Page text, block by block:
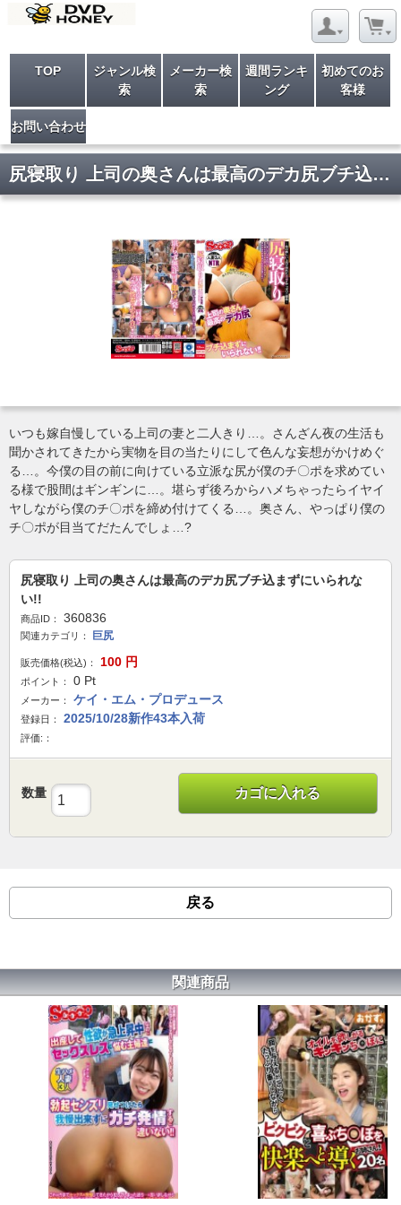
TOP
ジャンル検
索
メーカー検
索
週間ランキ
ング
初めてのお
客様
お問い合わせ
尻寝取り 上司の奥さんは最高のデカ尻ブチ込まずにいられない!!
いつも嫁自慢している上司の妻と二人きり…。さんざん夜の生活も
聞かされてきたから実物を目の当たりにして色んな妄想がかけめぐ
る…。今僕の目の前に向けている立派な尻が僕のチ〇ポを求めてい
る様で股間はギンギンに…。堪らず後ろからハメちゃったらイヤイ
ヤしながら僕のチ〇ポを締め付けてくる…。奥さん、やっぱり僕の
チ〇ポが目当てだたんでしょ…?
尻寝取り 上司の奥さんは最高のデカ尻ブチ込まずにいられな
い!!
商品ID： 360836
関連カテゴリ： 巨尻
販売価格(税込)： 100 円
ポイント： 0 Pt
メーカー： ケイ・エム・プロデュース
登録日： 2025/10/28新作43本入荷
評価:：
数量 カゴに入れる
戻る
関連商品